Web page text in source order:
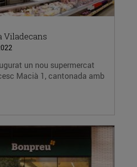
Viladecans
un nou supermercat
Macià 1, cantonada amb